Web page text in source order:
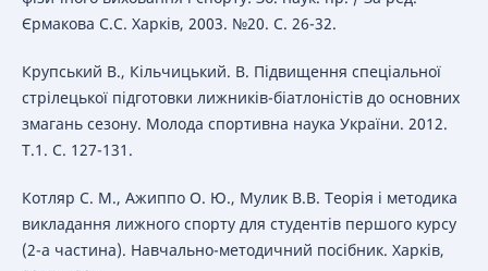
Єрмакова С.С. Харків, 2003. №20. С. 26-32.
Крупський В., Кільчицький. В. Підвищення спеціальної
стрілецької підготовки лижників-біатлоністів до основних
змагань сезону. Молода спортивна наука України. 2012.
Т.1. С. 127-131.
Котляр С. М., Ажиппо О. Ю., Мулик В.В. Теорія і методика
викладання лижного спорту для студентів першого курсу
(2-а частина). Навчально-методичний посібник. Харків,